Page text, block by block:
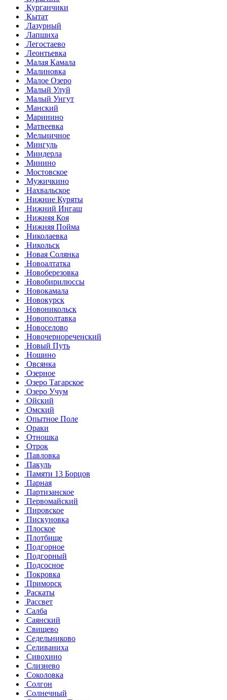
Курганчики
Кытат
Лазурный
Лапшиха
Легостаево
Леонтьевка
Малая Камала
Малиновка
Малое Озеро
Малый Улуй
Малый Унгут
Манский
Маринино
Матвеевка
Мельничное
Мингуль
Миндерла
Минино
Мостовское
Мужичкино
Нахвальское
Нижние Куряты
Нижний Ингаш
Нижняя Коя
Нижняя Пойма
Николаевка
Никольск
Новая Солянка
Новоалтатка
Новоберезовка
Новобирилюссы
Новокамала
Новокурск
Новоникольск
Новополтавка
Новоселово
Новочернореченский
Новый Путь
Ношино
Овсянка
Озерное
Озеро Тагарское
Озеро Учум
Ойский
Омский
Опытное Поле
Ораки
Отношка
Отрок
Павловка
Пакуль
Памяти 13 Борцов
Парная
Партизанское
Первомайский
Пировское
Пискуновка
Плоское
Плотбище
Подгорное
Подгорный
Подсосное
Покровка
Приморск
Раскаты
Рассвет
Салба
Саянский
Свищево
Седельниково
Селиваниха
Сивохино
Слизнево
Соколовка
Солгон
Солнечный